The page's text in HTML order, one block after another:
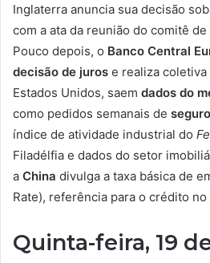
Inglaterra anuncia sua decisão
com a ata da reunião do comitê
Pouco depois, o Banco Central
decisão de juros e realiza
Estados Unidos, saem dados do
como pedidos semanais de
índice de atividade industrial do
Filadélfia e dados do setor
a China divulga a taxa básica de
Rate), referência para o crédito no
Quinta-feira, 19